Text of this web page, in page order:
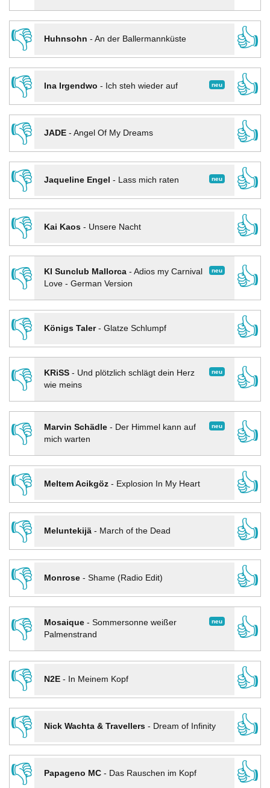
👎
Huhnsohn - An der Ballermannküste
👍
👎
neu
Ina Irgendwo - Ich steh wieder auf
👍
👎
JADE- Angel Of My Dreams
👍
👎
neu
Jaqueline Engel - Lass mich raten
👍
👎
Kai Kaos- Unsere Nacht
👍
👎
neu
KI Sunclub Mallorca- Adios my Carnival
Love - German Version
👍
👎
Königs Taler- Glatze Schlumpf
👍
👎
neu
KRiSS- Und plötzlich schlägt dein Herz
wie meins
👍
👎 neu
Marvin Schädle- Der Himmel kann auf
mich warten
👍
👎
Meltem Acikgöz- Explosion In My Heart
👍
👎
Meluntekijä- March of the Dead
👍
👎
Monrose- Shame (Radio Edit)
👍
👎
neu
Mosaique- Sommersonne weißer
Palmenstrand
👍
👎
N2E- In Meinem Kopf
👍
👎
Nick Wachta & Travellers- Dream of Infinity
👍
👎
Papageno MC- Das Rauschen im Kopf
👍